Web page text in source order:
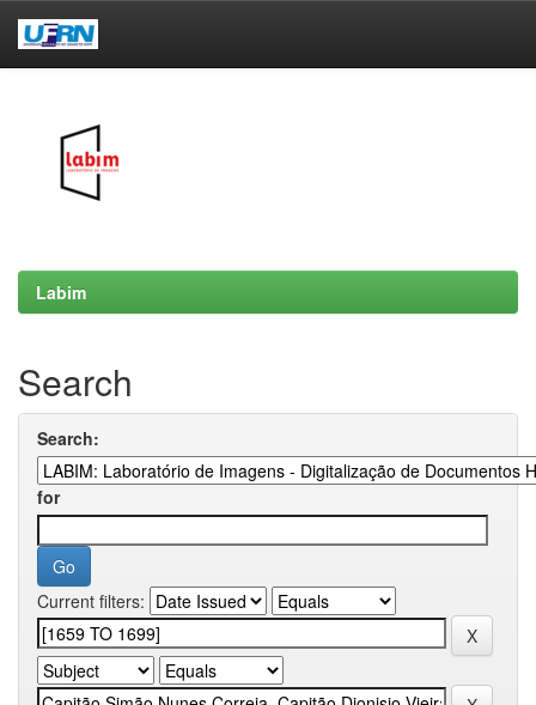
Labim
Search
Search:
for
Current filters: